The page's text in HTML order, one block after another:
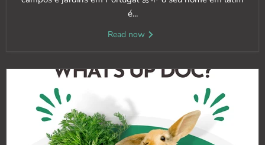
é...
Read now